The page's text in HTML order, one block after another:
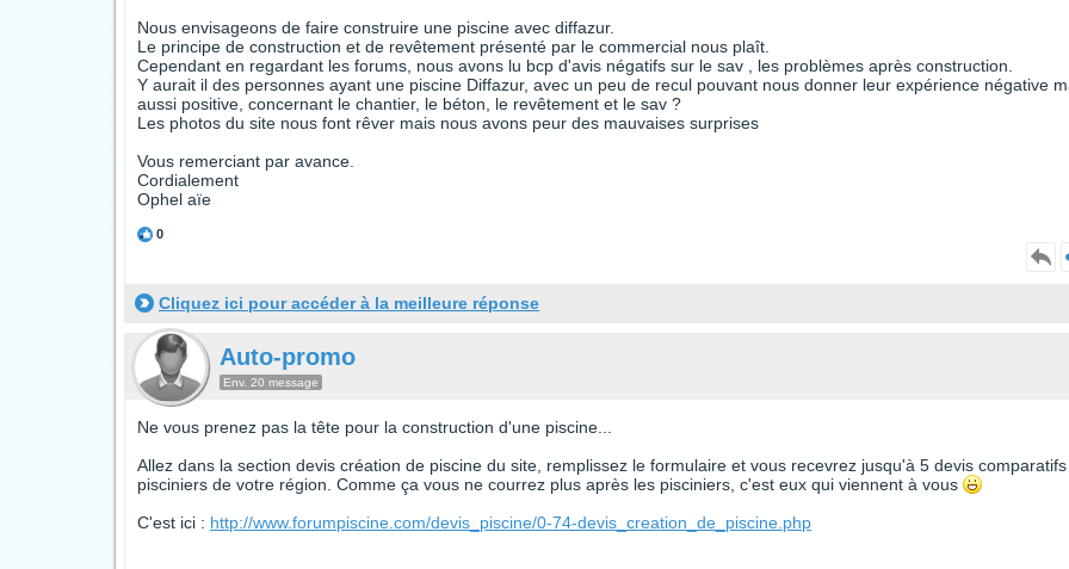
Nous envisageons de faire construire une piscine avec diffazur.
Le principe de construction et de revêtement présenté par le commercial nous plaît.
Cependant en regardant les forums, nous avons lu bcp d'avis négatifs sur le sav , les problèmes après construction.
Y aurait il des personnes ayant une piscine Diffazur, avec un peu de recul pouvant nous donner leur expérience négative
aussi positive, concernant le chantier, le béton, le revêtement et le sav ?
Les photos du site nous font rêver mais nous avons peur des mauvaises surprises
Vous remerciant par avance.
Cordialement
Ophel aïe
0
Cliquez ici pour accéder à la meilleure réponse
Auto-promo
Env. 20 message
Ne vous prenez pas la tête pour la construction d'une piscine...
Allez dans la section devis création de piscine du site, remplissez le formulaire et vous recevrez jusqu'à 5 devis
pisciniers de votre région. Comme ça vous ne courrez plus après les pisciniers, c'est eux qui viennent à vous
C'est ici : http://www.forumpiscine.com/devis_piscine/0-74-devis_creation_de_piscine.php